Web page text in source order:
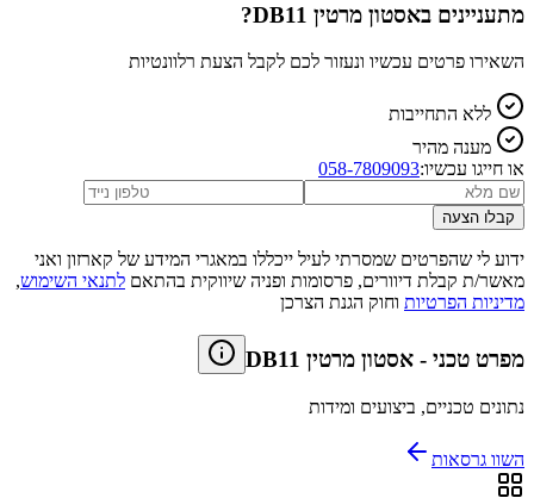
מתעניינים באסטון מרטין DB11 ?
השאירו פרטים עכשיו ונעזור לכם לקבל הצעת רלוונטיות
ללא התחייבות
מענה מהיר
או חייגו עכשיו:058-7809093
קבלו הצעה
ידוע לי שהפרטים שמסרתי לעיל ייכללו במאגרי המידע של קארזון ואני
מאשר/ת קבלת דיוורים, פרסומות ופניה שיווקית בהתאם לתנאי השימוש,
מדיניות הפרטיות וחוק הגנת הצרכן
מפרט טכני - אסטון מרטין DB11
נתונים טכניים, ביצועים ומידות
השוו גרסאות